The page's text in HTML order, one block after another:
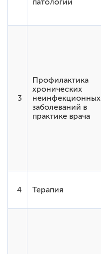
патологии
3
Профилактика
хронических
неинфекционных
заболеваний в
практике врача
4 Терапия